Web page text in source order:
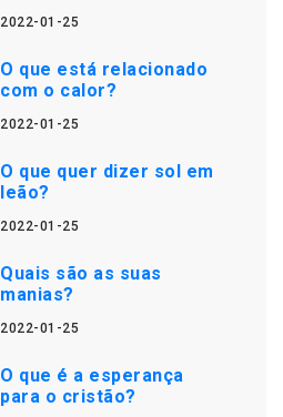
2022-01-25
O que está relacionado
com o calor?
2022-01-25
O que quer dizer sol em
leão?
2022-01-25
Quais são as suas
manias?
2022-01-25
O que é a esperança
para o cristão?